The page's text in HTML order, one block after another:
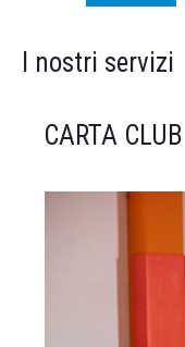
I nostri servizi
CARTA CLUB